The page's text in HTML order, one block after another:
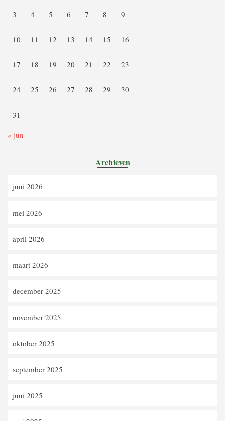
3 4 5 6 7 8 9
10 11 12 13 14 15 16
17 18 19 20 21 22 23
24 25 26 27 28 29 30
31
« jun
Archieven
juni 2026
mei 2026
april 2026
maart 2026
december 2025
november 2025
oktober 2025
september 2025
juni 2025